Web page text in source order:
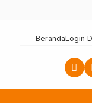
BerandaLogin